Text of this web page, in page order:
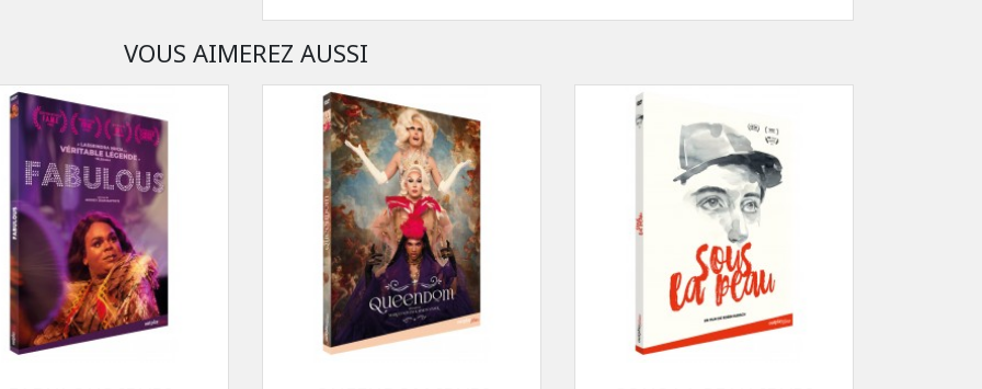
VOUS AIMEREZ AUSSI
Aperçu rapide Aperçu rapide Aperçu rapide